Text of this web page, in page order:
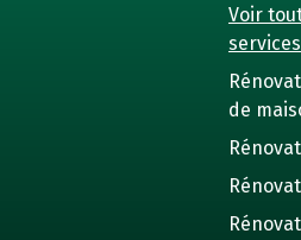
Voir
services
de